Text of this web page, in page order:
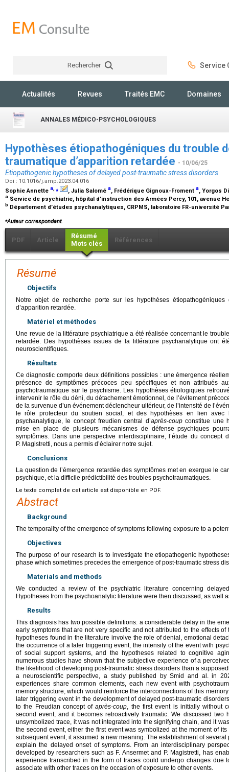
Rechercher Service
Actualités Revues Traités EMC Domaines
ANNALES MÉDICO-PSYCHOLOGIQUES
Hypothèses étiopathogéniques du trouble
traumatique d’apparition retardée - 10/06/25
Etiopathogenic hypotheses of delayed post-traumatic stress disorders
Doi : 10.1016/j.amp.2023.04.016
Sophie Annette a,⁎ , Julia Salomé a, Frédérique Gignoux-Froment a, Yorgos
a Service de psychiatrie, hôpital d’instruction des Armées Percy, 101, avenue
b Département d’études psychanalytiques, CRPMS, laboratoire FR-université
⁎Auteur correspondant.
PDF Article
Résumé
Mots clés
Références
Résumé
Objectifs
Notre objet de recherche porte sur les hypothèses
d’apparition retardée.
Matériel et méthodes
Une revue de la littérature psychiatrique a été réalisée concernant le
retardée. Des hypothèses issues de la littérature psychanalytique ont
neuroscientifiques.
Résultats
Ce diagnostic comporte deux définitions possibles : une émergence
présence de symptômes précoces peu spécifiques et non attribués
psychotraumatique sur le psychisme. Les hypothèses étiologiques
intervenir le rôle du déni, du détachement émotionnel, de l’évitement
de la survenue d’un événement déclencheur ultérieur, de l’intensité de
le rôle protecteur du soutien social, et des hypothèses en lien avec
psychanalytique, le concept freudien central d’après-coupconstitue une
mise en place de plusieurs mécanismes de défense psychiques
symptômes. Dans une perspective interdisciplinaire, l’étude du concept
P. Magistretti, nous a permis d’éclairer notre sujet.
Conclusions
La question de l’émergence retardée des symptômes met en exergue le
psychique, et la difficile prédictibilité des troubles psychotraumatiques.
Le texte complet de cet article est disponible en PDF.
Abstract
Background
The temporality of the emergence of symptoms following exposure to a
Objectives
The purpose of our research is to investigate the etiopathogenic
phase which sometimes precedes the emergence of post-traumatic stress
Materials and methods
We conducted a review of the psychiatric literature concerning
Hypotheses from the psychoanalytic literature were then discussed, as well
Results
This diagnosis has two possible definitions: a considerable delay in the
early symptoms that are not very specific and not attributed to the effects
hypotheses found in the literature involve the role of denial, emotional
the occurrence of a later triggering event, the intensity of the event with
of social support systems, and the hypotheses related to cognitive
numerous studies have shown that the subjective experience of a
the likelihood of developing post-traumatic stress disorders than a
a neuroscientific perspective, a study published by Smid and al. in
experiences share common elements, each new event with
memory structure, which would reinforce the interconnections of this
later triggering event in the development of delayed post-traumatic
to the Freudian concept ofaprès-coup, the first event is initially without
second event, and it becomes retroactively traumatic. We discussed two
unsymbolized trace, it was not integrated into the signifying chain, and it
the second event, either the first event was symbolized at the moment of
subsequent event, it assumed a new meaning. The establishment of
explain the delayed onset of symptoms. From an interdisciplinary
developed by researchers such as F. Ansermet and P. Magistretti, has
experience transcribed in the form of traces could undergo changes due
associate with other traces on the occasion of exposure to other events.